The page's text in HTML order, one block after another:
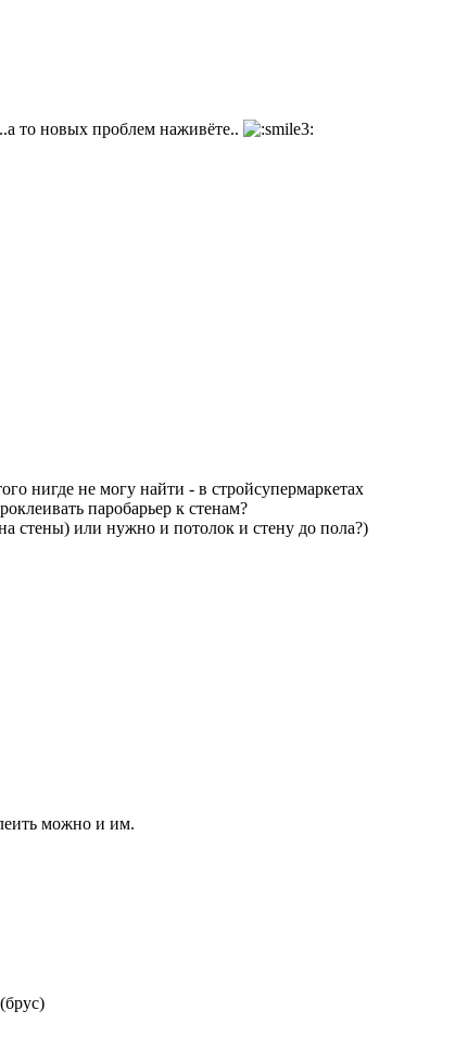
то новых проблем наживёте..
нигде не могу найти - в стройсупермаркетах
паробарьер к стенам?
стены) или нужно и потолок и стену до пола?)
можно и им.